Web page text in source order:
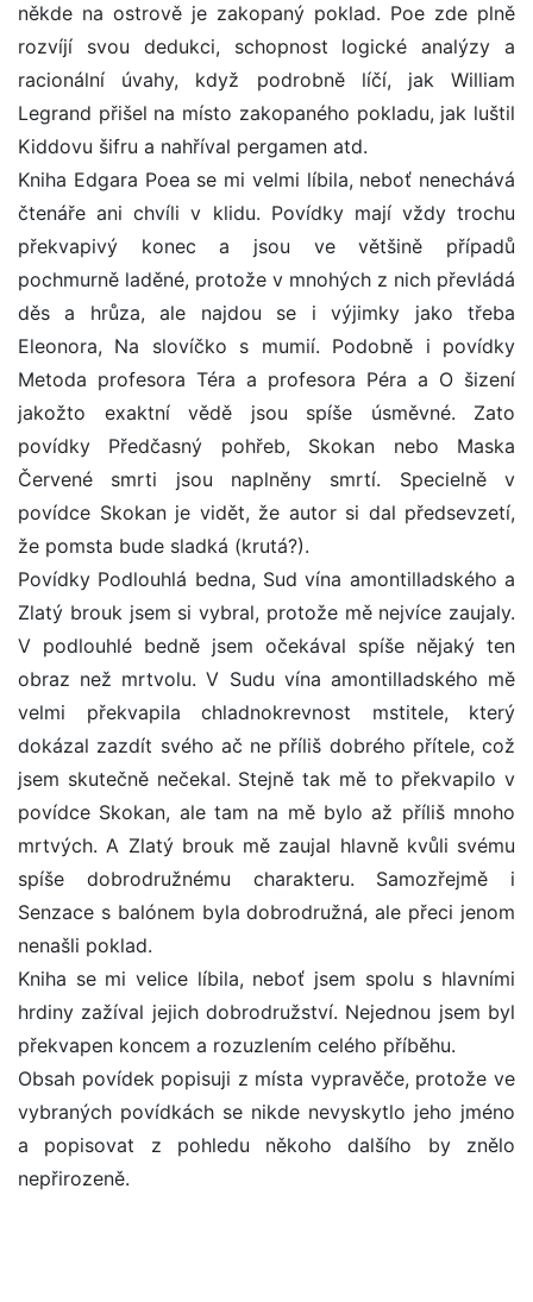
někde na ostrově je zakopaný poklad. Poe zde plně
rozvíjí svou dedukci, schopnost logické analýzy a
racionální úvahy, když podrobně líčí, jak William
Legrand přišel na místo zakopaného pokladu, jak luštil
Kiddovu šifru a nahříval pergamen atd.
Kniha Edgara Poea se mi velmi líbila, neboť nenechává
čtenáře ani chvíli v klidu. Povídky mají vždy trochu
překvapivý konec a jsou ve většině případů
pochmurně laděné, protože v mnohých z nich převládá
děs a hrůza, ale najdou se i výjimky jako třeba
Eleonora, Na slovíčko s mumií. Podobně i povídky
Metoda profesora Téra a profesora Péra a O šizení
jakožto exaktní vědě jsou spíše úsměvné. Zato
povídky Předčasný pohřeb, Skokan nebo Maska
Červené smrti jsou naplněny smrtí. Specielně v
povídce Skokan je vidět, že autor si dal předsevzetí,
že pomsta bude sladká (krutá?).
Povídky Podlouhlá bedna, Sud vína amontilladského a
Zlatý brouk jsem si vybral, protože mě nejvíce zaujaly.
V podlouhlé bedně jsem očekával spíše nějaký ten
obraz než mrtvolu. V Sudu vína amontilladského mě
velmi překvapila chladnokrevnost mstitele, který
dokázal zazdít svého ač ne příliš dobrého přítele, což
jsem skutečně nečekal. Stejně tak mě to překvapilo v
povídce Skokan, ale tam na mě bylo až příliš mnoho
mrtvých. A Zlatý brouk mě zaujal hlavně kvůli svému
spíše dobrodružnému charakteru. Samozřejmě i
Senzace s balónem byla dobrodružná, ale přeci jenom
nenašli poklad.
Kniha se mi velice líbila, neboť jsem spolu s hlavními
hrdiny zažíval jejich dobrodružství. Nejednou jsem byl
překvapen koncem a rozuzlením celého příběhu.
Obsah povídek popisuji z místa vypravěče, protože ve
vybraných povídkách se nikde nevyskytlo jeho jméno
a popisovat z pohledu někoho dalšího by znělo
nepřirozeně.